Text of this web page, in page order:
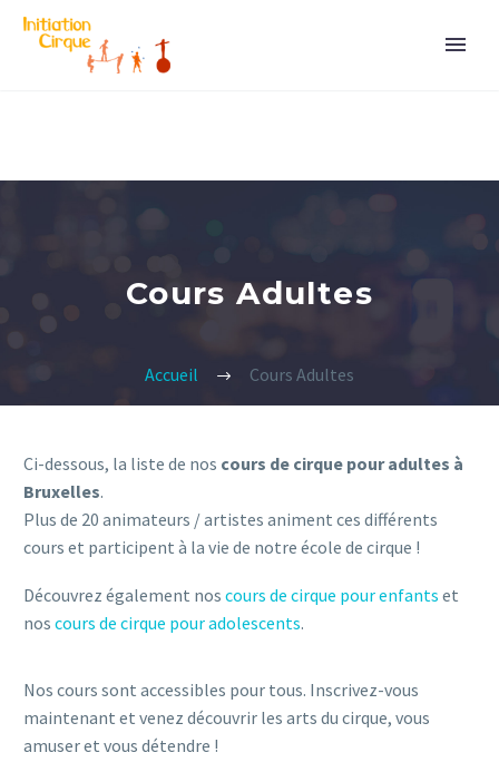
Cours Adultes
Accueil Cours Adultes
Ci-dessous, la liste de nos cours de cirque pour adultes à
Bruxelles.
Plus de 20 animateurs / artistes animent ces différents
cours et participent à la vie de notre école de cirque !
Découvrez également nos cours de cirque pour enfants et
nos cours de cirque pour adolescents.
Nos cours sont accessibles pour tous. Inscrivez-vous
maintenant et venez découvrir les arts du cirque, vous
amuser et vous détendre !